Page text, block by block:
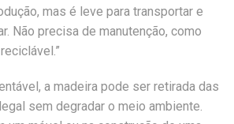
mas é leve para transportar e
Não precisa de manutenção, como
a madeira pode ser retirada das
sem degradar o meio ambiente.